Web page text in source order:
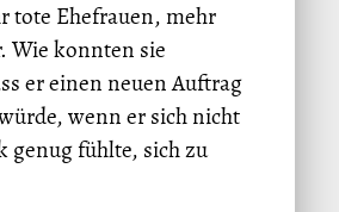
tote Ehefrauen, mehr
Wie konnten sie
er einen neuen Auftrag
wenn er sich nicht
genug fühlte, sich zu